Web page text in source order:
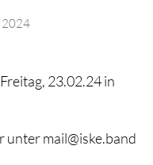
2024
23.02.24 in
unter mail@iske.band